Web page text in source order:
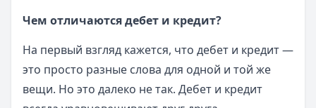
Чем отличаются дебет и кредит?
На первый взгляд кажется, что дебет и кредит —
это просто разные слова для одной и той же
вещи. Но это далеко не так. Дебет и кредит